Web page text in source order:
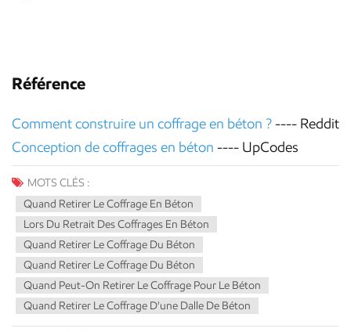
Référence
Comment construire un coffrage en béton ?---- Reddit
Conception de coffrages en béton ---- UpCodes
MOTS CLÉS :
Quand Retirer Le Coffrage En Béton
Lors Du Retrait Des Coffrages En Béton
Quand Retirer Le Coffrage Du Béton
Quand Retirer Le Coffrage Du Béton
Quand Peut-On Retirer Le Coffrage Pour Le Béton
Quand Retirer Le Coffrage D'une Dalle De Béton